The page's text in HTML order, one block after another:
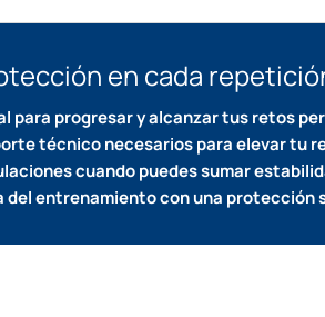
en cada
para progresar y alcanzar tus retos
técnico necesarios para elevar tu
cuando puedes sumar
entrenamiento con una protección